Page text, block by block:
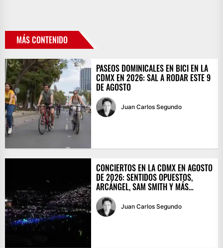
MÁS CONTENIDO
PASEOS DOMINICALES EN BICI EN LA
CDMX EN 2026: SAL A RODAR ESTE 9
DE AGOSTO
Juan Carlos Segundo
CONCIERTOS EN LA CDMX EN AGOSTO
DE 2026: SENTIDOS OPUESTOS,
ARCÁNGEL, SAM SMITH Y MÁS…
Juan Carlos Segundo